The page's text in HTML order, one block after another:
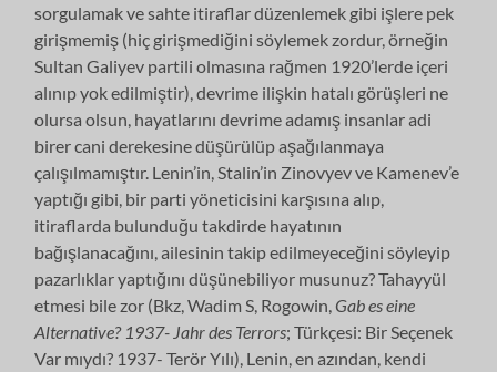
sorgulamak ve sahte itiraflar düzenlemek gibi işlere pek
girişmemiş (hiç girişmediğini söylemek zordur, örneğin
Sultan Galiyev partili olmasına rağmen 1920’lerde içeri
alınıp yok edilmiştir), devrime ilişkin hatalı görüşleri ne
olursa olsun, hayatlarını devrime adamış insanlar adi
birer cani derekesine düşürülüp aşağılanmaya
çalışılmamıştır. Lenin’in, Stalin’in Zinovyev ve Kamenev’e
yaptığı gibi, bir parti yöneticisini karşısına alıp,
itiraflarda bulunduğu takdirde hayatının
bağışlanacağını, ailesinin takip edilmeyeceğini söyleyip
pazarlıklar yaptığını düşünebiliyor musunuz? Tahayyül
etmesi bile zor (Bkz, Wadim S, Rogowin,Gab es eine
Alternative? 1937- Jahr des Terrors; Türkçesi: Bir Seçenek
Var mıydı? 1937- Terör Yılı), Lenin, en azından, kendi